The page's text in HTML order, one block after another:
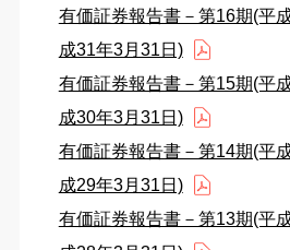
有価証券報告書－第16期(平
成31年3月31日)
有価証券報告書－第15期(平
成30年3月31日)
有価証券報告書－第14期(平
成29年3月31日)
有価証券報告書－第13期(平